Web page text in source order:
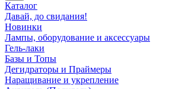
Каталог
Давай, до свидания!
Новинки
Лампы, оборудование и аксессуары
Гель-лаки
Базы и Топы
Дегидраторы и Праймеры
Наращивание и укрепление